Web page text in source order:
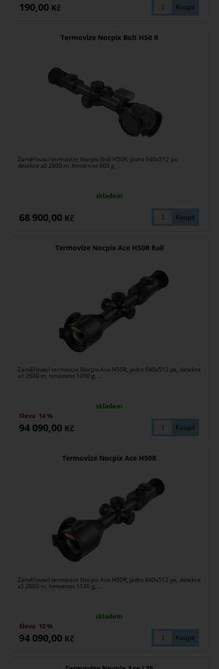
190,00 Kč
Termovize Nocpix Bolt H50 R
Zaměřovací termovize Nocpix Bolt H50R, jádro 640x512 px,
detekce až 2600 m, hmotnost 960 g, ...
skladem
68 900,00 Kč
Termovize Nocpix Ace H50R Rail
Zaměřovací termovize Nocpix Ace H50R, jádro 640x512 px, detekce
až 2600 m, hmotnost 1090 g, ...
skladem
94 090,00 Kč
Sleva 14 %
Termovize Nocpix Ace H50R
Zaměřovací termovize Nocpix Ace H50R, jádro 640x512 px, detekce
až 2600 m, hmotnost 1120 g, ...
skladem
94 090,00 Kč
Sleva 10 %